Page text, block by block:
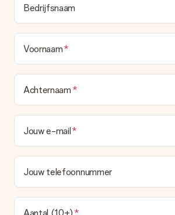
Bedrijfsnaam
Voornaam
Achternaam
Jouw e-mail
Jouw telefoonnummer
Aantal (10+)